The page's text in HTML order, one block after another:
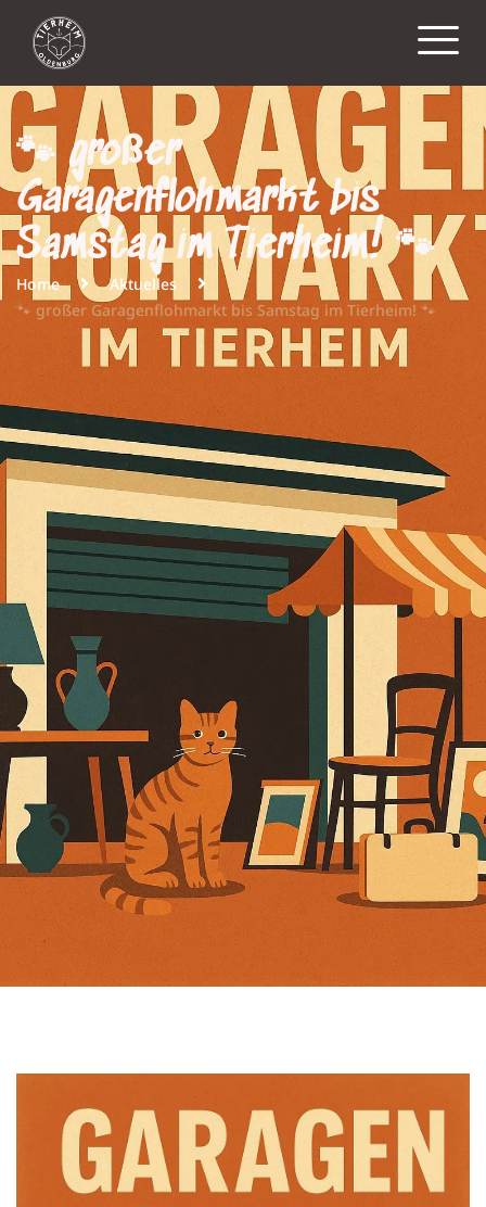
🐾 großer
Garagenflohmarkt bis
Samstag im Tierheim! 🐾
Home
Aktuelles
🐾 großer Garagenflohmarkt bis Samstag im Tierheim! 🐾